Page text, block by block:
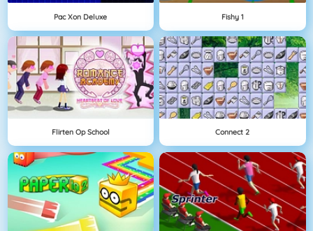
Pac Xon Deluxe Fishy 1
Flirten Op School Connect 2